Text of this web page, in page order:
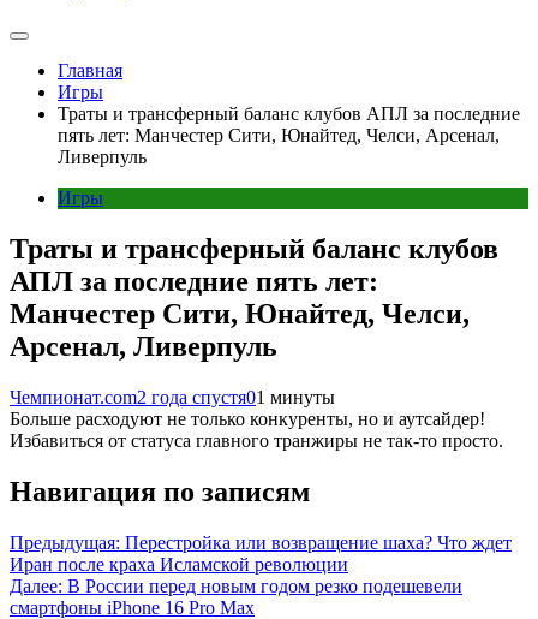
Главная
Игры
Траты и трансферный баланс клубов АПЛ за последние
пять лет: Манчестер Сити, Юнайтед, Челси, Арсенал,
Ливерпуль
Игры
Траты и трансферный баланс клубов
АПЛ за последние пять лет:
Манчестер Сити, Юнайтед, Челси,
Арсенал, Ливерпуль
Чемпионат.com2 года спустя01 минуты
Больше расходуют не только конкуренты, но и аутсайдер!
Избавиться от статуса главного транжиры не так-то просто.
Навигация по записям
Предыдущая: Перестройка или возвращение шаха? Что ждет
Иран после краха Исламской революции
Далее: В России перед новым годом резко подешевели
смартфоны iPhone 16 Pro Max